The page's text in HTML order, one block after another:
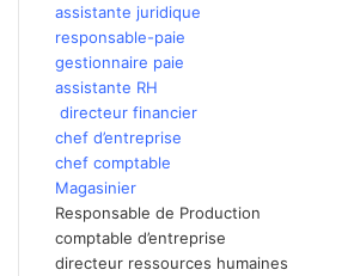
assistante juridique
responsable-paie
gestionnaire paie
assistante RH
directeur financier
chef d’entreprise
chef comptable
Magasinier
Responsable de Production
comptable d’entreprise
directeur ressources humaines